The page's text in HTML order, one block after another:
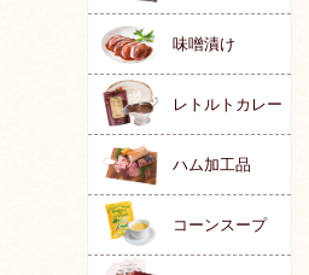
味噌漬け
レトルトカレー
ハム加工品
コーンスープ